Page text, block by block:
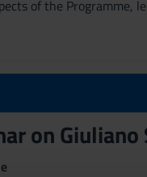
of the
on Giuliano